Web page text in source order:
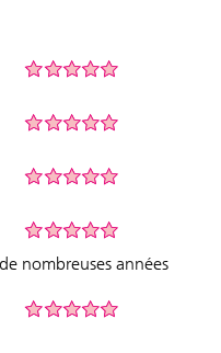
nombreuses années